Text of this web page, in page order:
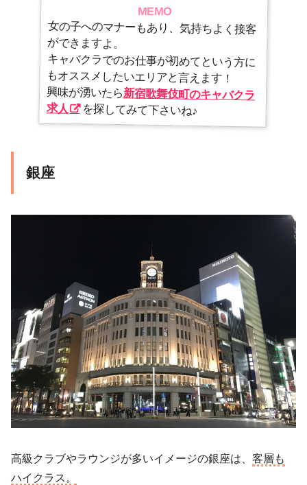
MEMO
女の子へのマナーもあり、気持ちよく接客
ができますよ。
キャバクラでのお仕事が初めてという方に
もオススメしたいエリアと言えます！
興味が湧いたら新宿歌舞伎町のキャバクラ
求人 を探してみて下さいね♪
銀座
高級クラブやラウンジが多いイメージの銀座は、客層も
ハイクラス。